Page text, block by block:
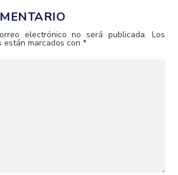
electrónico no será publicada. Los
están marcados con*